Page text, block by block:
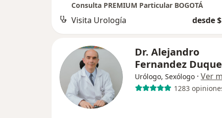
Consulta PREMIUM Particular BOGOTÁ
Visita Urología desde
Dr. Alejandro
Fernandez Duque
Urólogo, Sexólogo · Ver
1283